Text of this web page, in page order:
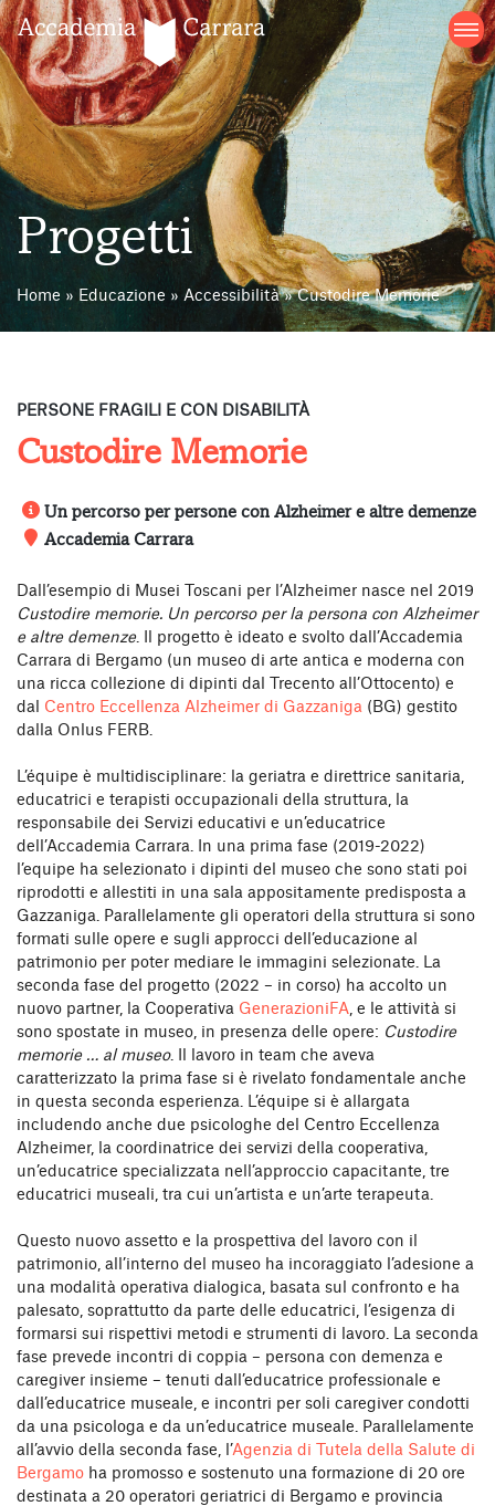
Salta
al
contenuto
Progetti
Home » Educazione » Accessibilità»Custodire Memorie
PERSONE FRAGILI E CON DISABILITÀ
Custodire Memorie
Un percorso per persone con Alzheimer e altre demenze
Accademia Carrara
Dall’esempio di Musei Toscani per l’Alzheimer nasce nel 2019
Custodire memorie. Un percorso per la persona con Alzheimer
e altre demenze. Il progetto è ideato e svolto dall’Accademia
Carrara di Bergamo (un museo di arte antica e moderna con
una ricca collezione di dipinti dal Trecento all’Ottocento) e
dal Centro Eccellenza Alzheimer di Gazzaniga (BG) gestito
dalla Onlus FERB.
L’équipe è multidisciplinare: la geriatra e direttrice sanitaria,
educatrici e terapisti occupazionali della struttura, la
responsabile dei Servizi educativi e un’educatrice
dell’Accademia Carrara. In una prima fase (2019-2022)
l’equipe ha selezionato i dipinti del museo che sono stati poi
riprodotti e allestiti in una sala appositamente predisposta a
Gazzaniga. Parallelamente gli operatori della struttura si sono
formati sulle opere e sugli approcci dell’educazione al
patrimonio per poter mediare le immagini selezionate. La
seconda fase del progetto (2022 – in corso) ha accolto un
nuovo partner, la Cooperativa GenerazioniFA, e le attività si
sono spostate in museo, in presenza delle opere: Custodire
memorie … al museo. Il lavoro in team che aveva
caratterizzato la prima fase si è rivelato fondamentale anche
in questa seconda esperienza. L’équipe si è allargata
includendo anche due psicologhe del Centro Eccellenza
Alzheimer, la coordinatrice dei servizi della cooperativa,
un’educatrice specializzata nell’approccio capacitante, tre
educatrici museali, tra cui un’artista e un’arte terapeuta.
Questo nuovo assetto e la prospettiva del lavoro con il
patrimonio, all’interno del museo ha incoraggiato l’adesione a
una modalità operativa dialogica, basata sul confronto e ha
palesato, soprattutto da parte delle educatrici, l’esigenza di
formarsi sui rispettivi metodi e strumenti di lavoro. La seconda
fase prevede incontri di coppia – persona con demenza e
caregiver insieme – tenuti dall’educatrice professionale e
dall’educatrice museale, e incontri per soli caregiver condotti
da una psicologa e da un’educatrice museale. Parallelamente
all’avvio della seconda fase, l’Agenzia di Tutela della Salute di
Bergamo ha promosso e sostenuto una formazione di 20 ore
destinata a 20 operatori geriatrici di Bergamo e provincia